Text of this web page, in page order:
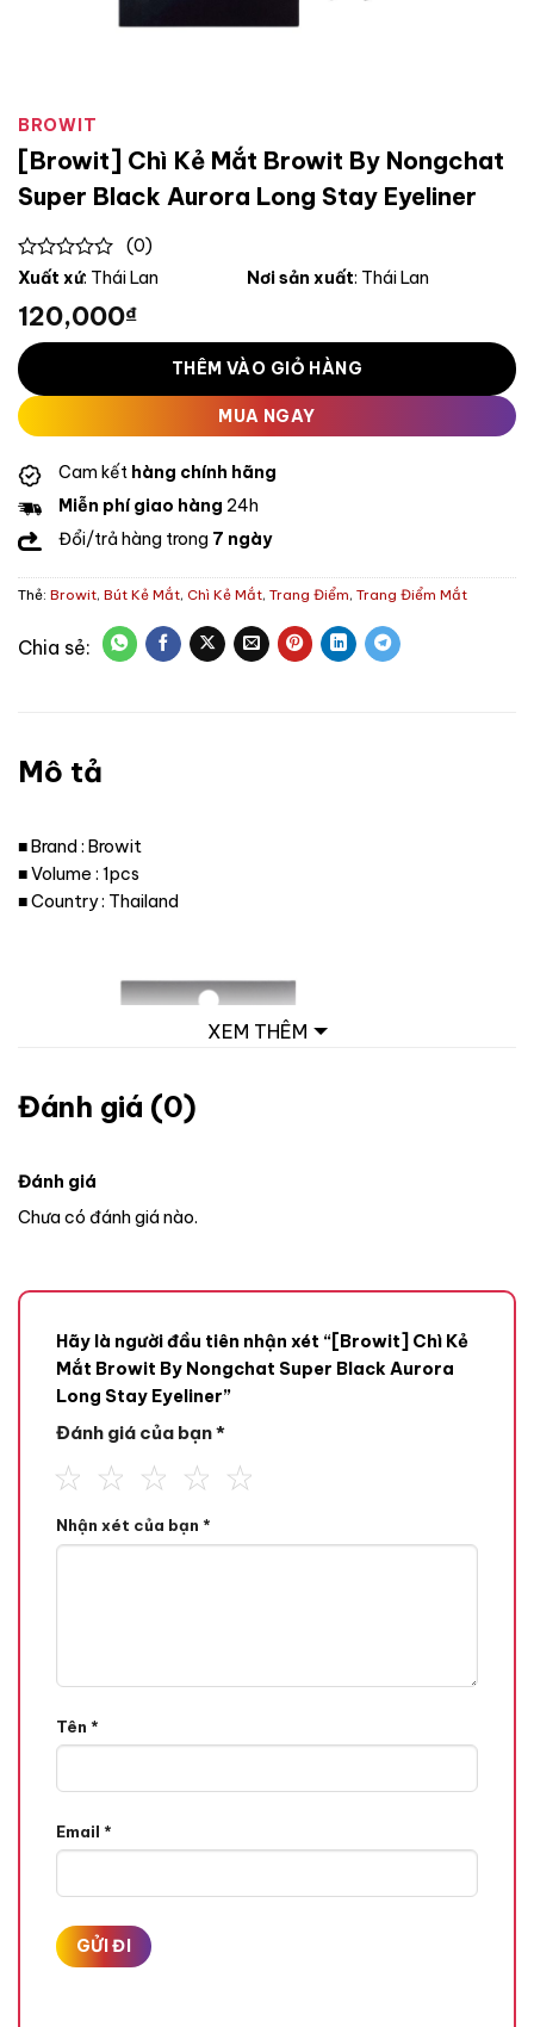
BROWIT
[Browit] Chì Kẻ Mắt Browit By Nongchat
Super Black Aurora Long Stay Eyeliner
0
of
5
(0)
Xuất xứ: Thái Lan Nơi sản xuất: Thái Lan
120,000₫
THÊM VÀO GIỎ HÀNG
MUA NGAY
Cam kết hàng chính hãng
Miễn phí giao hàng 24h
Đổi/trả hàng trong 7 ngày
Thẻ: Browit, Bút Kẻ Mắt, Chì Kẻ Mắt, Trang Điểm, Trang Điểm Mắt
Mô tả
■ Brand : Browit
■ Volume : 1pcs
■ Country : Thailand
XEM THÊM
Đánh giá (0)
Đánh giá
Chưa có đánh giá nào.
Hãy là người đầu tiên nhận xét “[Browit] Chì Kẻ
Mắt Browit By Nongchat Super Black Aurora
Long Stay Eyeliner”
Đánh giá của bạn*
Nhận xét của bạn *
Tên *
Email *